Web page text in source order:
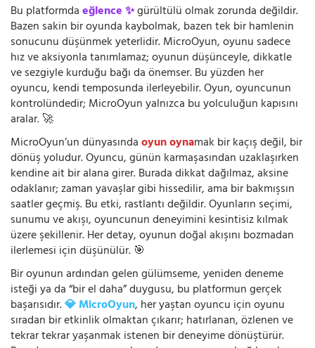
Bu platformdaeğlence ✨gürültülü olmak zorunda değildir.
Bazen sakin bir oyunda kaybolmak, bazen tek bir hamlenin
sonucunu düşünmek yeterlidir. MicroOyun, oyunu sadece
hız ve aksiyonla tanımlamaz; oyunun düşünceyle, dikkatle
ve sezgiyle kurduğu bağı da önemser. Bu yüzden her
oyuncu, kendi temposunda ilerleyebilir. Oyun, oyuncunun
kontrolündedir; MicroOyun yalnızca bu yolculuğun kapısını
aralar. 🚀
MicroOyun’un dünyasındaoyun oynamak bir kaçış değil, bir
dönüş yoludur. Oyuncu, günün karmaşasından uzaklaşırken
kendine ait bir alana girer. Burada dikkat dağılmaz, aksine
odaklanır; zaman yavaşlar gibi hissedilir, ama bir bakmışsın
saatler geçmiş. Bu etki, rastlantı değildir. Oyunların seçimi,
sunumu ve akışı, oyuncunun deneyimini kesintisiz kılmak
üzere şekillenir. Her detay, oyunun doğal akışını bozmadan
ilerlemesi için düşünülür. 🎯
Bir oyunun ardından gelen gülümseme, yeniden deneme
isteği ya da “bir el daha” duygusu, bu platformun gerçek
başarısıdır.💎 MicroOyun, her yaştan oyuncu için oyunu
sıradan bir etkinlik olmaktan çıkarır; hatırlanan, özlenen ve
tekrar tekrar yaşanmak istenen bir deneyime dönüştürür.